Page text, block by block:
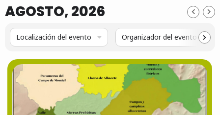
AGOSTO, 2026
Localización del evento Organizador del evento